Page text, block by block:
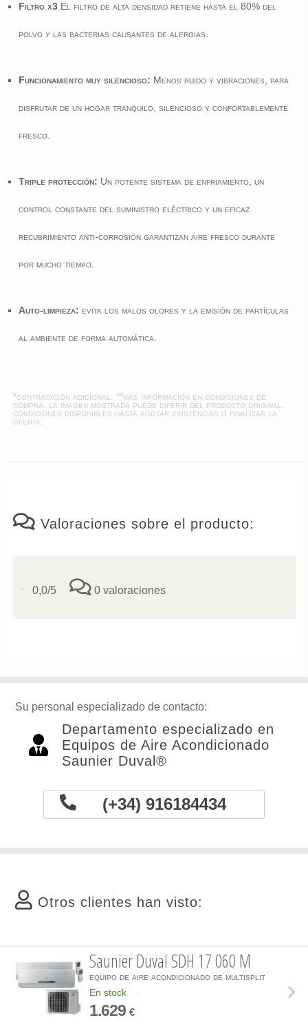
Filtro x3El filtro de alta densidad retiene hasta el 80% del
polvo y las bacterias causantes de alergias.
Funcionamiento muy silencioso: Menos ruido y vibraciones, para
disfrutar de un hogar tranquilo, silencioso y confortablemente
fresco.
Triple protección: Un potente sistema de enfriamiento, un
control constante del suministro eléctrico y un eficaz
recubrimiento anti-corrosión garantizan aire fresco durante
por mucho tiempo.
Auto-limpieza: evita los malos olores y la emisión de partículas
al ambiente de forma automática.
*contratación adicional. **más información en condiciones de
compra . la imagen mostrada puede diferir del producto original.
condiciones disponibles hasta agotar existencias o finalizar la
oferta.
Valoraciones sobre el producto:
0,0/5 0 valoraciones
Su personal especializado de contacto:
Departamento especializado en
Equipos de Aire Acondicionado
Saunier Duval®
(+34) 916184434
Otros clientes han visto:
Saunier Duval SDH 17 060 M
equipo de aire acondicionado de multisplit
En stock
-
1.629€